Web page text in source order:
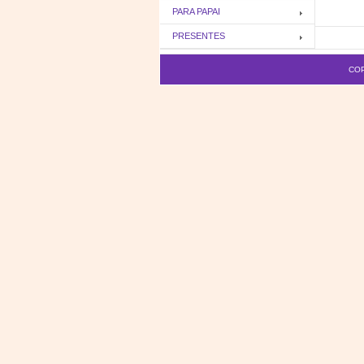
PARA PAPAI
PRESENTES